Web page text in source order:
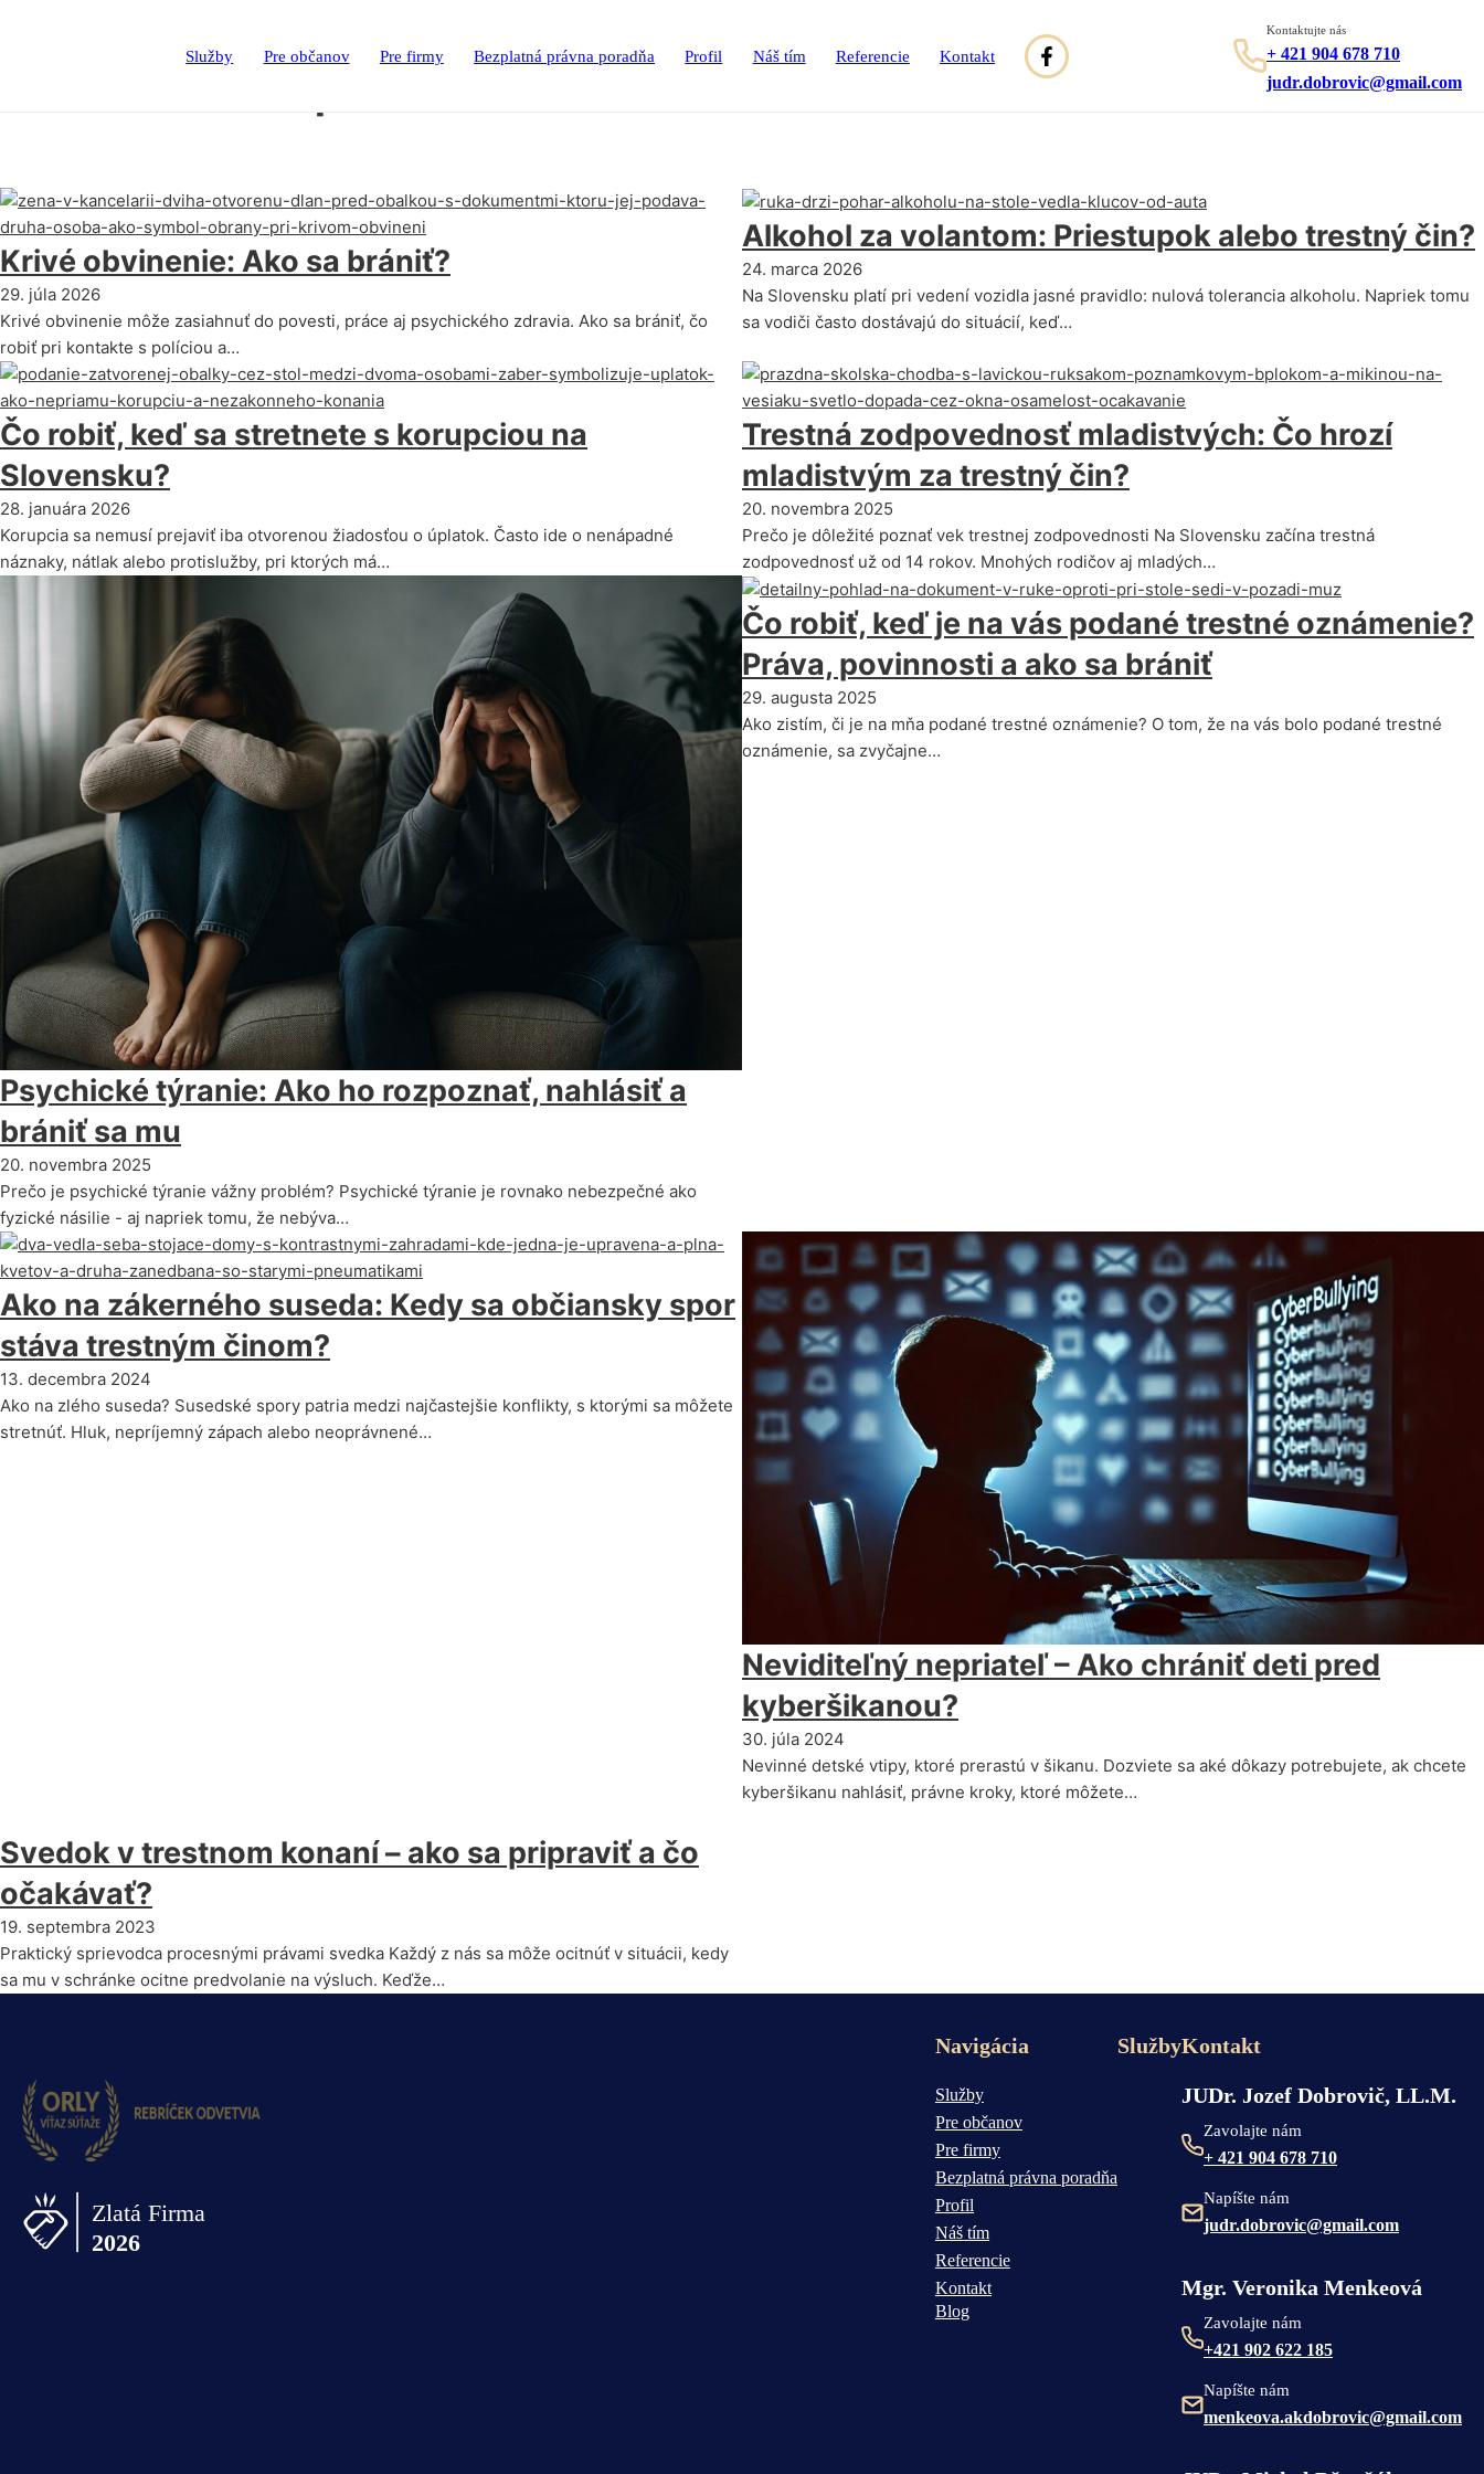
Služby Pre občanov Pre firmy Bezplatná právna poradňa Profil Náš tím Referencie Kontakt
Kontaktujte nás
+ 421 904 678 710
judr.dobrovic@gmail.com
Krivé obvinenie: Ako sa brániť?
29. júla 2026
Krivé obvinenie môže zasiahnuť do povesti, práce aj psychického zdravia. Ako sa brániť, čo
robiť pri kontakte s políciou a…
Alkohol za volantom: Priestupok alebo trestný čin?
24. marca 2026
Na Slovensku platí pri vedení vozidla jasné pravidlo: nulová tolerancia alkoholu. Napriek tomu
sa vodiči často dostávajú do situácií, keď…
Čo robiť, keď sa stretnete s korupciou na
Slovensku?
28. januára 2026
Korupcia sa nemusí prejaviť iba otvorenou žiadosťou o úplatok. Často ide o nenápadné
náznaky, nátlak alebo protislužby, pri ktorých má…
Trestná zodpovednosť mladistvých: Čo hrozí
mladistvým za trestný čin?
20. novembra 2025
Prečo je dôležité poznať vek trestnej zodpovednosti Na Slovensku začína trestná
zodpovednosť už od 14 rokov. Mnohých rodičov aj mladých…
Psychické týranie: Ako ho rozpoznať, nahlásiť a
brániť sa mu
20. novembra 2025
Prečo je psychické týranie vážny problém? Psychické týranie je rovnako nebezpečné ako
fyzické násilie - aj napriek tomu, že nebýva…
Čo robiť, keď je na vás podané trestné oznámenie?
Práva, povinnosti a ako sa brániť
29. augusta 2025
Ako zistím, či je na mňa podané trestné oznámenie? O tom, že na vás bolo podané trestné
oznámenie, sa zvyčajne…
Ako na zákerného suseda: Kedy sa občiansky spor
stáva trestným činom?
13. decembra 2024
Ako na zlého suseda? Susedské spory patria medzi najčastejšie konflikty, s ktorými sa môžete
stretnúť. Hluk, nepríjemný zápach alebo neoprávnené…
Neviditeľný nepriateľ – Ako chrániť deti pred
kyberšikanou?
30. júla 2024
Nevinné detské vtipy, ktoré prerastú v šikanu. Dozviete sa aké dôkazy potrebujete, ak chcete
kyberšikanu nahlásiť, právne kroky, ktoré môžete…
Svedok v trestnom konaní – ako sa pripraviť a čo
očakávať?
19. septembra 2023
Praktický sprievodca procesnými právami svedka Každý z nás sa môže ocitnúť v situácii, kedy
sa mu v schránke ocitne predvolanie na výsluch. Keďže…
Navigácia
Služby
Pre občanov
Pre firmy
Bezplatná právna poradňa
Profil
Náš tím
Referencie
Kontakt
Blog
SlužbyKontakt
JUDr. Jozef Dobrovič, LL.M.
Zavolajte nám
+ 421 904 678 710
Napíšte nám
judr.dobrovic@gmail.com
Mgr. Veronika Menkeová
Zavolajte nám
+421 902 622 185
Napíšte nám
menkeova.akdobrovic@gmail.com